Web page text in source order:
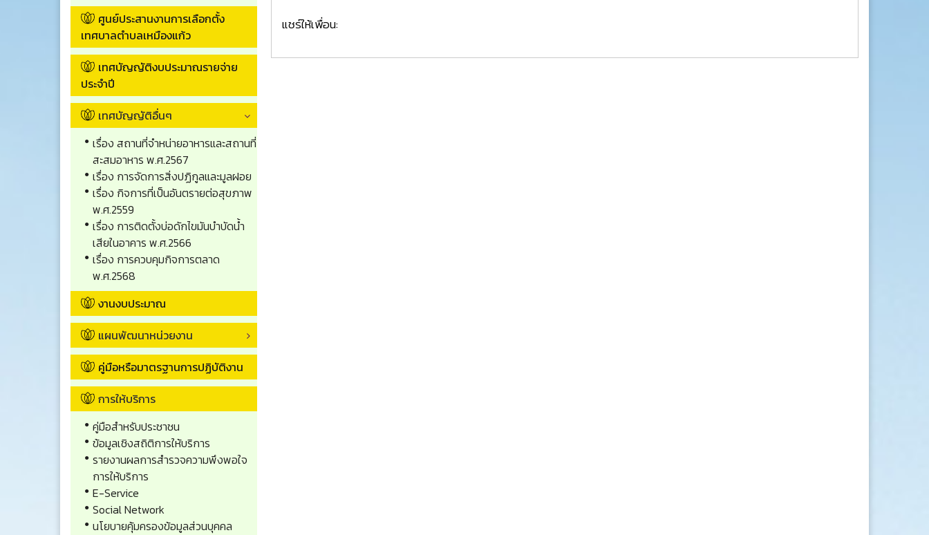
ศูนย์ประสานงานการเลือกตั้ง
เทศบาลตำบลเหมืองแก้ว
เทศบัญญัติงบประมาณรายจ่าย
ประจำปี
เทศบัญญัติอื่นๆ
เรื่อง สถานที่จำหน่ายอาหารและสถานที่
สะสมอาหาร พ.ศ.2567
เรื่อง การจัดการสิ่งปฏิกูลและมูลฝอย
เรื่อง กิจการที่เป็นอันตรายต่อสุขภาพ
พ.ศ.2559
เรื่อง การติดตั้งบ่อดักไขมันบำบัดน้ำ
เสียในอาคาร พ.ศ.2566
เรื่อง การควบคุมกิจการตลาด
พ.ศ.2568
งานงบประมาณ
แผนพัฒนาหน่วยงาน
คู่มือหรือมาตรฐานการปฏิบัติงาน
การให้บริการ
คู่มือสำหรับประชาชน
ข้อมูลเชิงสถิติการให้บริการ
รายงานผลการสำรวจความพึงพอใจ
การให้บริการ
E-Service
Social Network
นโยบายคุ้มครองข้อมูลส่วนบุคคล
แชร์ให้เพื่อน: